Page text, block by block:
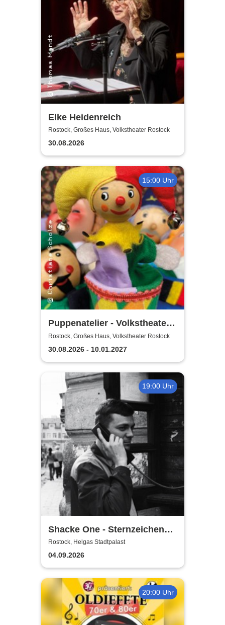
Elke Heidenreich
Rostock, Großes Haus, Volkstheater Rostock
30.08.2026
15:00 Uhr
Puppenatelier - Volkstheater
Rostock
Rostock, Großes Haus, Volkstheater Rostock
30.08.2026 - 10.01.2027
19:00 Uhr
Shacke One - Sternzeichen
Boss Tour
Rostock, Helgas Stadtpalast
04.09.2026
20:00 Uhr